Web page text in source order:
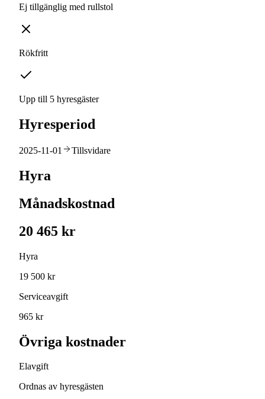
Ej tillgänglig med rullstol
Rökfritt
Upp till 5 hyresgäster
Hyresperiod
2025-11-01 Tillsvidare
Hyra
Månadskostnad
20 465 kr
Hyra
19 500 kr
Serviceavgift
965 kr
Övriga kostnader
Elavgift
Ordnas av hyresgästen